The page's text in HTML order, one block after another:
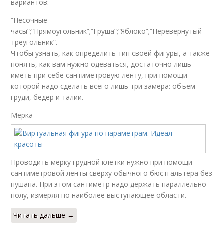
“Песочные
часы”;“Прямоугольник”;“Груша”;“Яблоко”;“Перевернутый
треугольник”.
Чтобы узнать, как определить тип своей фигуры, а также
понять, как вам нужно одеваться, достаточно лишь
иметь при себе сантиметровую ленту, при помощи
которой надо сделать всего лишь три замера: объем
груди, бедер и талии.
Мерка
Проводить мерку грудной клетки нужно при помощи
сантиметровой ленты сверху обычного бюстгальтера без
пушапа. При этом сантиметр надо держать параллельно
полу, измеряя по наиболее выступающее области.
Читать дальше →